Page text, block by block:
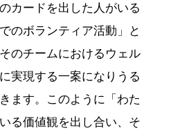
カードを出した人がいる
のボランティア活動」と
のチームにおけるウェル
実現する一案になりうる
ます。このように「わた
る価値観を出し合い、そ